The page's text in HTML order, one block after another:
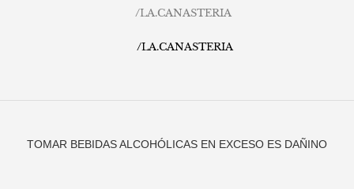
/LA.CANASTERIA
/LA.CANASTERIA
TOMAR BEBIDAS ALCOHÓLICAS EN EXCESO ES DAÑINO